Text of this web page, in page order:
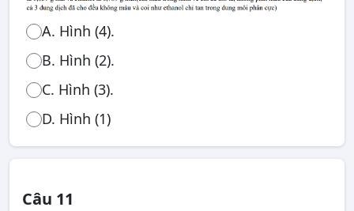
A. Hình (4).
B. Hình (2).
C. Hình (3).
D. Hình (1)
Câu 11